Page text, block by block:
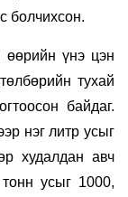
болчихсон.
үнэ цэн
тухай
байдаг.
нэг литр усыг
худалдан авч
усыг 1000,